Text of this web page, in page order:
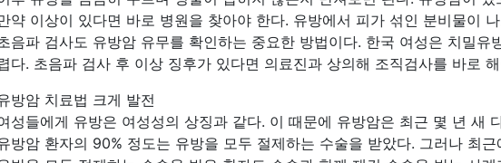
약 이상이 있다면 바로 병원을 찾아야 한다. 유방에서 피가 섞인 분비물이
음파 검사도 유방암 유무를 확인하는 중요한 방법이다. 한국 여성은 치밀
다. 초음파 검사 후 이상 징후가 있다면 의료진과 상의해 조직검사를 바로
방암 치료법 크게 발전
성들에게 유방은 여성성의 상징과 같다. 이 때문에 유방암은 최근 몇 년 새
방암 환자의 90% 정도는 유방을 모두 절제하는 수술을 받았다. 그러나 최